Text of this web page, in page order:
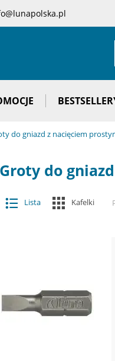
do gniazd z nacięciem
Groty do
Zobacz
jako
Lista Kafelki